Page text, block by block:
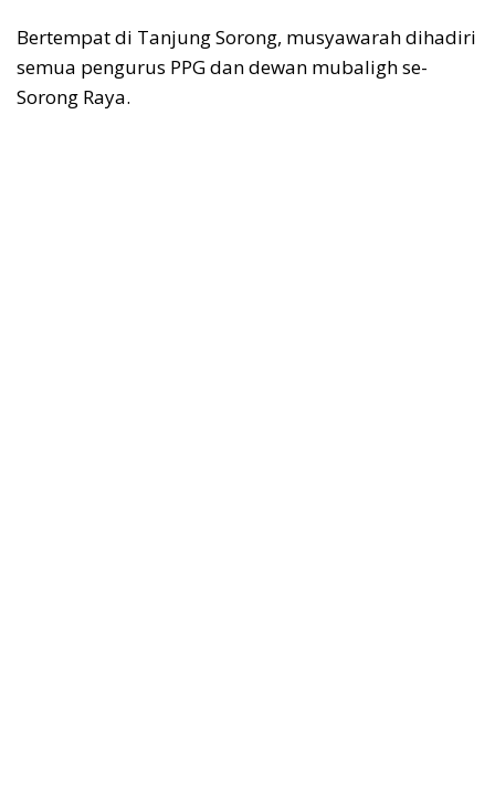
Bertempat di Tanjung Sorong, musyawarah dihadiri
semua pengurus PPG dan dewan mubaligh se-
Sorong Raya.